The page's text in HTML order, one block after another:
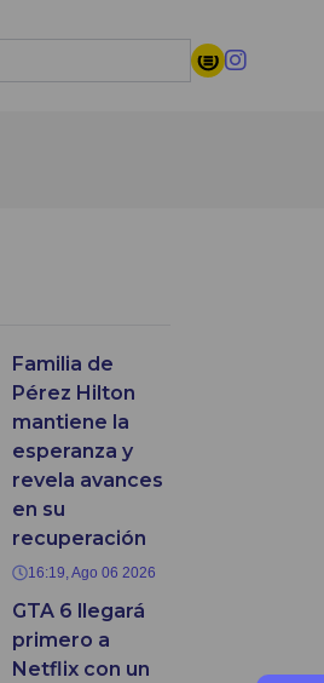
Familia de
Pérez Hilton
mantiene la
esperanza y
revela avances
en su
recuperación
16:19, Ago 06 2026
GTA 6 llegará
primero a
Netflix con un